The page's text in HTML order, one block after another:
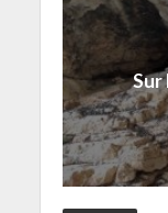
Sur